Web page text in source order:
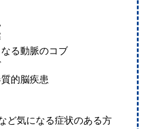
る動脈のコブ
的脳疾患
ど気になる症状のある方